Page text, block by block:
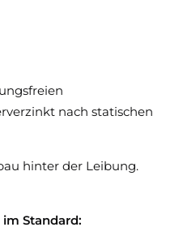
nach statischen
hinter der Leibung.
Standard: